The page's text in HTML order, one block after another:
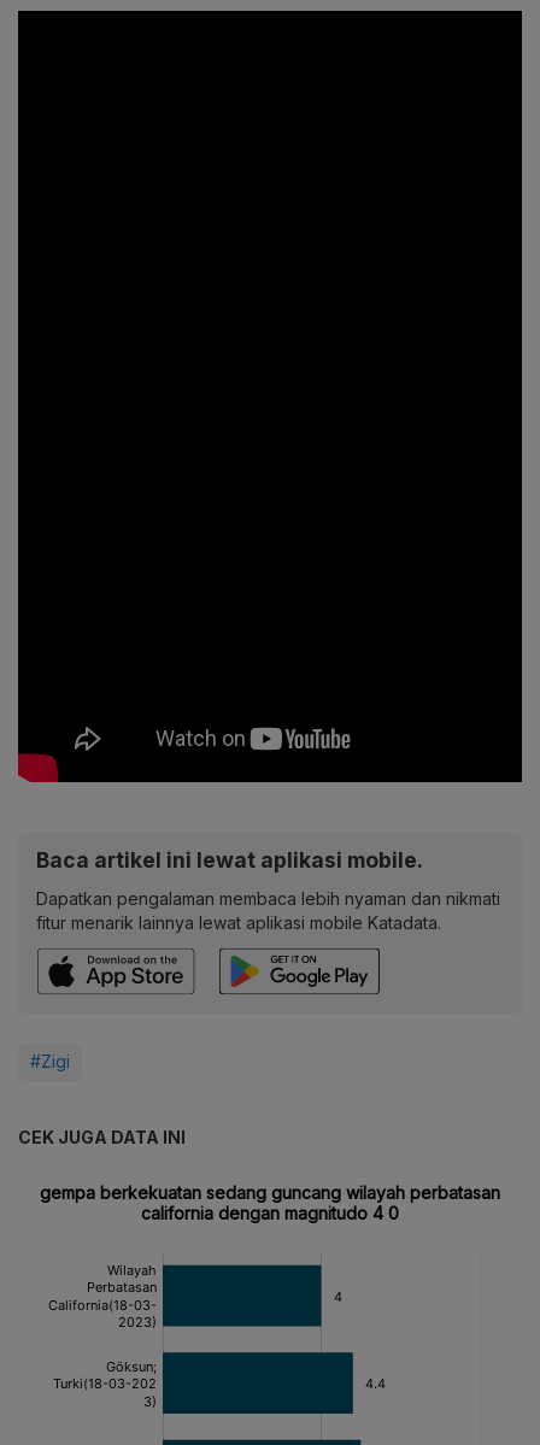
Baca artikel ini lewat aplikasi mobile.
Dapatkan pengalaman membaca lebih nyaman dan nikmati
fitur menarik lainnya lewat aplikasi mobile Katadata.
#Zigi
CEK JUGA DATA INI